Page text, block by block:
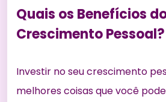
Quais os Benefícios
Crescimento Pessoal?
Investir no seu crescimento
melhores coisas que você